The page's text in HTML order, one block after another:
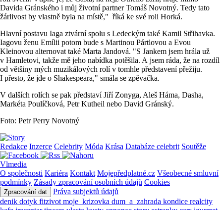
Davida Gránského i můj životní partner Tomáš Novotný. Tedy tato
žárlivost by vlastně byla na místě," říká ke své roli Horká.
Hlavní postavu Iaga ztvární spolu s Ledeckým také Kamil Střihavka.
Iagovu ženu Emílii potom bude s Martinou Pártlovou a Evou
Kleinovou alternovat také Marta Jandová. "S Jankem jsem hrála už
v Hamletovi, takže mě jeho nabídka potěšila. A jsem ráda, že na rozdíl
od většiny mých muzikálových rolí v tomhle představení přežiju.
I přesto, že jde o Shakespeara," smála se zpěvačka.
V dalších rolích se pak představí Jiří Zonyga, Aleš Háma, Dasha,
Markéta Poulíčková, Petr Kutheil nebo David Gránský.
Foto: Petr Perry Novotný
Redakce Inzerce Celebrity Móda Krása Databáze celebrit Soutěže
Vlmedia
O společnosti Kariéra Kontakt Mojepředplatné.cz Všeobecné smluvní
podmínky Zásady zpracování osobních údajů Cookies
Zpracování dat
Práva subjektů údajů
denik dotyk fitzivot moje_krizovka dum_a_zahrada kondice realcity